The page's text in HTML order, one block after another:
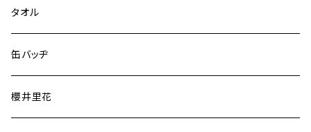
タオル
缶バッヂ
櫻井里花